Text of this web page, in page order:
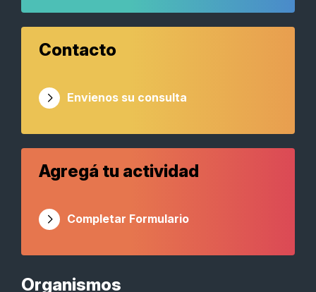
Organismos
Contacto
Envienos su consulta
Agregá tu actividad
Completar Formulario